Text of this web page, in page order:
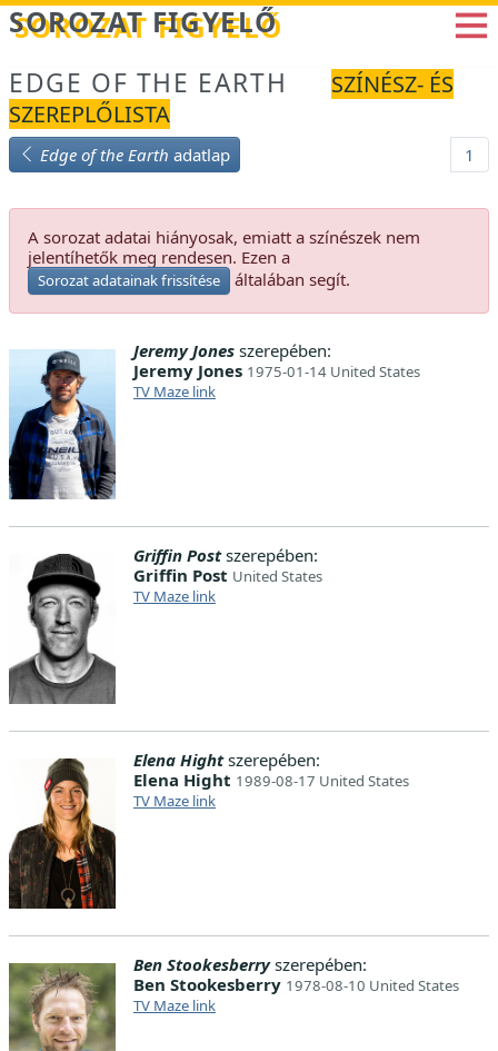
Betöltés...
SOROZAT FIGYELŐ
EDGE OF THE EARTH
SZÍNÉSZ- ÉS
SZEREPLŐLISTA
Edge of the Earth adatlap 1
A sorozat adatai hiányosak, emiatt a színészek nem
jelentíhetők meg rendesen. Ezen a
Sorozat adatainak frissítése általában segít.
Jeremy Jones szerepében:
Jeremy Jones 1975-01-14 United States
TV Maze link
Griffin Postszerepében:
Griffin Post United States
TV Maze link
Elena Hightszerepében:
Elena Hight 1989-08-17 United States
TV Maze link
Ben Stookesberryszerepében:
Ben Stookesberry 1978-08-10 United States
TV Maze link